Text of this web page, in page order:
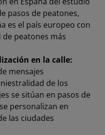
pasos de peatones,
es el país europeo con
peatones más
en la calle:
mensajes
de los
se sitúan en pasos de
personalizan en
las ciudades